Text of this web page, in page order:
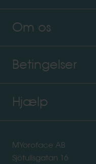
Om os
Betingelser
Hjælp
MYoroface AB
Sjötullsgatan 16